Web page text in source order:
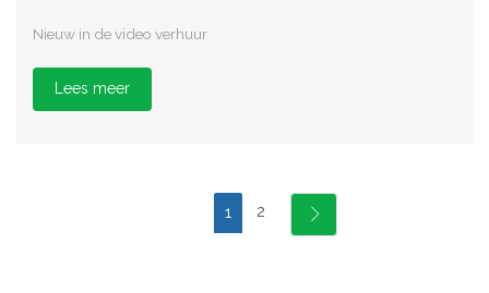
Nieuw in de video verhuur
Lees meer
1 2